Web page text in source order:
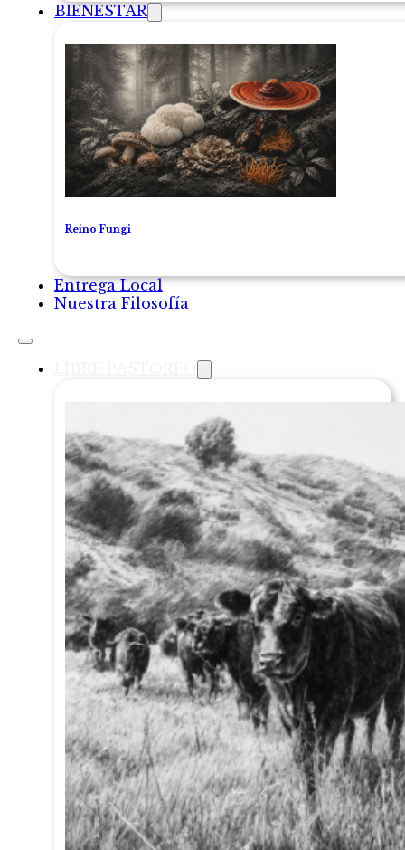
BIENESTAR
Reino Fungi
Entrega Local
Nuestra Filosofía